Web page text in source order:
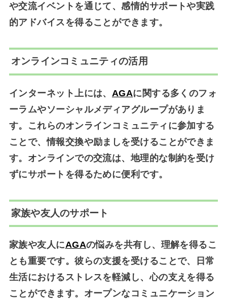
や交流イベントを通じて、感情的サポートや実践
的アドバイスを得ることができます。
オンラインコミュニティの活用
インターネット上には、 AGAに関する多くのフォ
ーラムやソーシャルメディアグループがありま
す。これらのオンラインコミュニティに参加する
ことで、情報交換や励ましを受けることができま
す。オンラインでの交流は、地理的な制約を受け
ずにサポートを得るために便利です。
家族や友人のサポート
家族や友人にAGAの悩みを共有し、理解を得るこ
とも重要です。彼らの支援を受けることで、日常
生活におけるストレスを軽減し、心の支えを得る
ことができます。オープンなコミュニケーション